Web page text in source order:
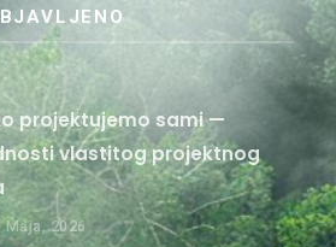
projektujemo sami —
vlastitog projektnog
Maja, 2026